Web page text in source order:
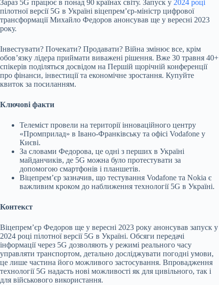
Зараз 5G працює в понад 90 країнах світу. Запуск у 2024 році
пілотної версії 5G в Україні віцепремʼєр-міністр цифрової
трансформації Михайло Федоров анонсував ще у вересні 2023
року.
Інвестувати? Почекати? Продавати? Війна змінює все, крім
обов’язку лідера приймати виважені рішення. Вже 30 травня 40+
спікерів поділяться досвідом на Першій щорічній конференції
про фінанси, інвестиції та економічне зростання. Купуйте
квиток за посиланням.
Ключові факти
Телеміст провели на території інноваційного центру
«Промприлад» в Івано-Франківську та офісі Vodafone у
Києві.
За словами Федорова, це одні з перших в Україні
майданчиків, де 5G можна було протестувати за
допомогою смартфонів і планшетів.
Віцепремʼєр зазначив, що тестування Vodafone та Nokia є
важливим кроком до наближення технології 5G в Україні.
Контекст
Віцепремʼєр Федоров ще у вересні 2023 року анонсував запуск у
2024 році пілотної версії 5G в Україні. Обсяги передачі
інформації через 5G дозволяють у режимі реального часу
управляти транспортом, детально досліджувати погодні умови,
це лише частина його можливого застосування. Впровадження
технології 5G надасть нові можливості як для цивільного, так і
для військового використання.